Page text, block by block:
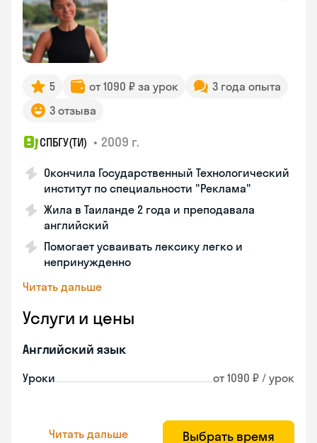
5 от 1090 ₽ за урок
3 года опыта
3 отзыва
СПБГУ(ТИ) • 2009 г.
Окончила Государственный Технологический
институт по специальности "Реклама"
Жила в Таиланде 2 года и преподавала
английский
Помогает усваивать лексику легко и
непринужденно
Читать дальше
Услуги и цены
Английский язык
Уроки от 1090 ₽ / урок
Читать дальше Выбрать время